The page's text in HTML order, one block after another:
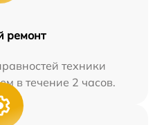
ремонт
техники
в течение 2 часов.